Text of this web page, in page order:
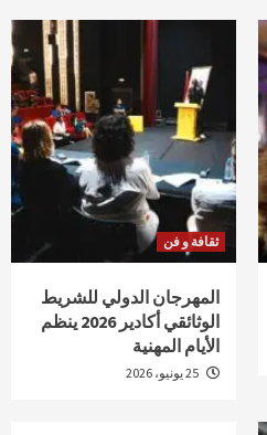
ثقافة و فن
المهرجان الدولي للشريط
الوثائقي أكادير 2026 ينظم
الأيام المهنية